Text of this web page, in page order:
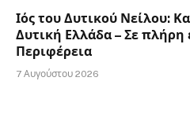
Ιός του Δυτικού Νείλου:
Δυτική Ελλάδα – Σε πλήρη
Περιφέρεια
7 Αυγούστου 2026